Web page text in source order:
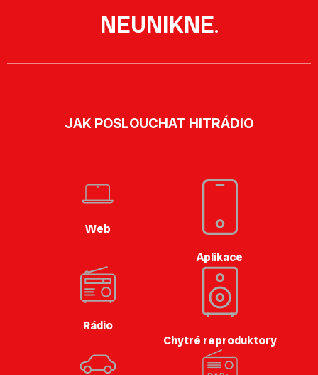
NEUNIKNE.
JAK POSLOUCHAT HITRÁDIO
Web
Aplikace
Rádio
Chytré reproduktory